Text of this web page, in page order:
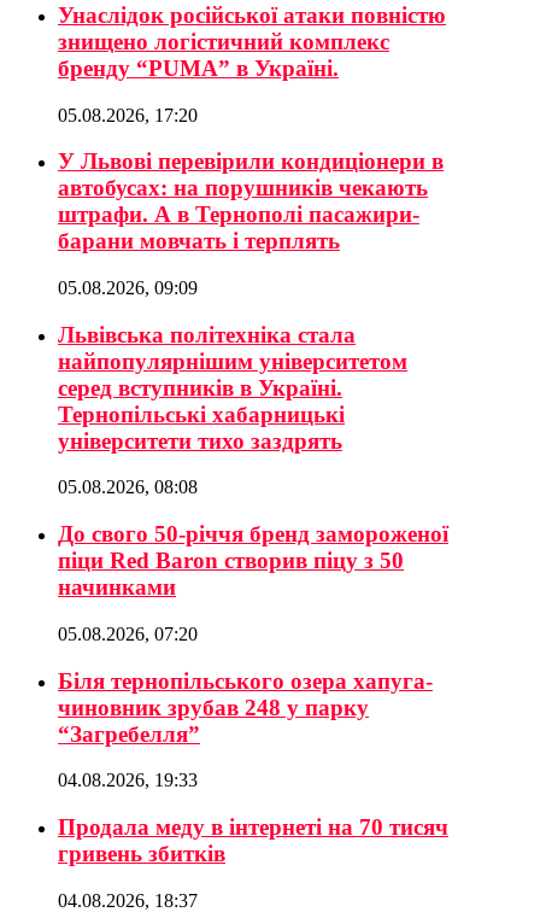
Унаслідок російської атаки повністю
знищено логістичний комплекс
бренду “PUMA” в Україні.
05.08.2026, 17:20
У Львові перевірили кондиціонери в
автобусах: на порушників чекають
штрафи. А в Тернополі пасажири-
барани мовчать і терплять
05.08.2026, 09:09
Львівська політехніка стала
найпопулярнішим університетом
серед вступників в Україні.
Тернопільські хабарницькі
університети тихо заздрять
05.08.2026, 08:08
До свого 50-річчя бренд замороженої
піци Red Baron створив піцу з 50
начинками
05.08.2026, 07:20
Біля тернопільського озера хапуга-
чиновник зрубав 248 у парку
“Загребелля”
04.08.2026, 19:33
Продала меду в інтернеті на 70 тисяч
гривень збитків
04.08.2026, 18:37